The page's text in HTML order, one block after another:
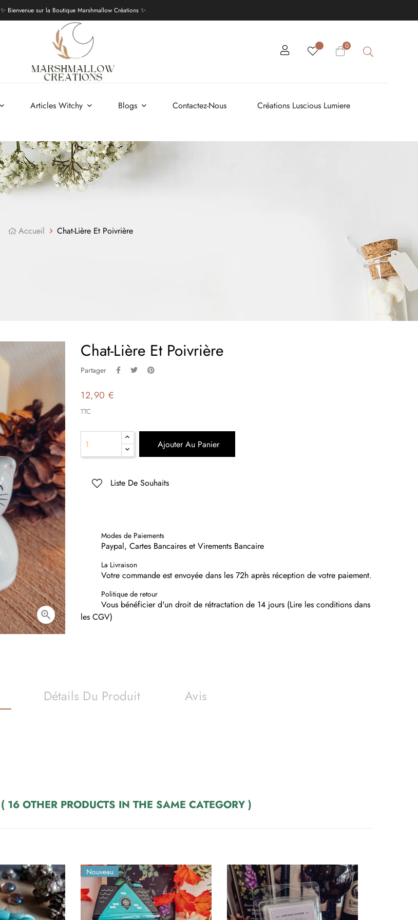
✨ Bienvenue sur la Boutique Marshmallow Créations ✨
0
Articles Witchy Blogs Contactez-Nous Créations Luscious Lumiere
Accueil Chat-Lière Et Poivrière

Chat-Lière Et Poivrière
Partager
12,90 €
TTC
Ajouter Au Panier
Liste De Souhaits
Modes de Paiements
Paypal, Cartes Bancaires et Virements Bancaire
La Livraison
Votre commande est envoyée dans les 72h après réception de votre paiement.
Politique de retour
Vous bénéficier d'un droit de rétractation de 14 jours (Lire les conditions dans
les CGV)
Détails Du Produit Avis
( 16 OTHER PRODUCTS IN THE SAME CATEGORY )
Nouveau